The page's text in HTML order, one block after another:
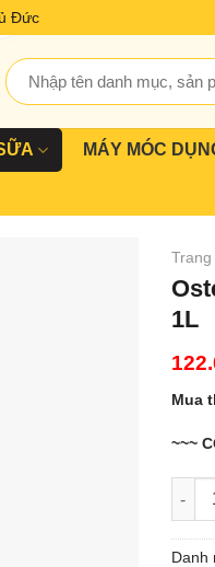
Đức
Tìm
kiếm:
MÁY MÓC
Trang
1L
Mua
~~~
Danh